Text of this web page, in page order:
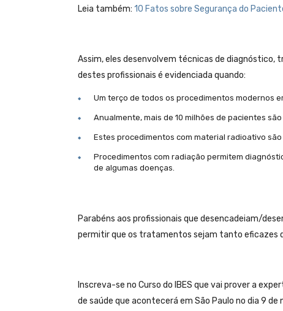
Leia também: 10 Fatos sobre Segurança do
Assim, eles desenvolvem técnicas de diagnóstico,
destes profissionais é evidenciada quando:
Um terço de todos os procedimentos modernos
Anualmente, mais de 10 milhões de pacientes
Estes procedimentos com material radioativo
Procedimentos com radiação permitem
de algumas doenças.
Parabéns aos profissionais que desencadeiam/
permitir que os tratamentos sejam tanto eficazes
Inscreva-se no Curso do IBES que vai prover a
de saúde que acontecerá em São Paulo no dia 9 de